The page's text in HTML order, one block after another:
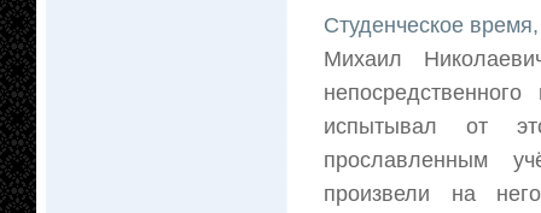
Студенческое
Михаил
испытывал от
прославленным
произвели на